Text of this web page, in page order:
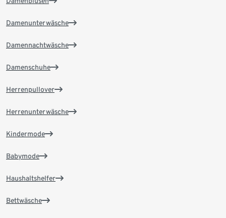
Damenunterwäsche
Damennachtwäsche
Damenschuhe
Herrenpullover
Herrenunterwäsche
Kindermode
Babymode
Haushaltshelfer
Bettwäsche